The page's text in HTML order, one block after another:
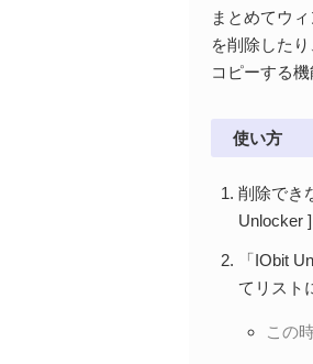
まとめてウ
を削除した
コピーする機
使い方
削除でき
Unlocker
「IObit
てリスト
この